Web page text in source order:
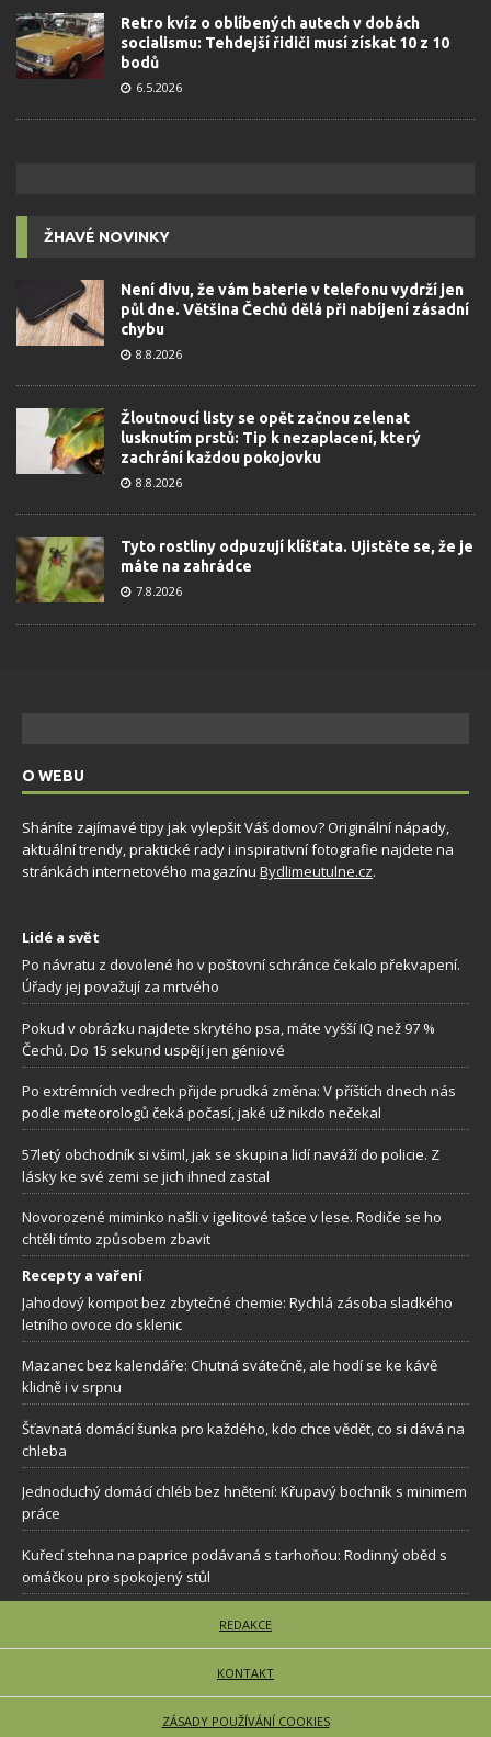
Retro kvíz o oblíbených autech v dobách
socialismu: Tehdejší řidiči musí získat 10 z 10
bodů
6.5.2026
ŽHAVÉ NOVINKY
Není divu, že vám baterie v telefonu vydrží jen
půl dne. Většina Čechů dělá při nabíjení zásadní
chybu
8.8.2026
Žloutnoucí listy se opět začnou zelenat
lusknutím prstů: Tip k nezaplacení, který
zachrání každou pokojovku
8.8.2026
Tyto rostliny odpuzují klíšťata. Ujistěte se, že je
máte na zahrádce
7.8.2026
O WEBU
Sháníte zajímavé tipy jak vylepšit Váš domov? Originální nápady,
aktuální trendy, praktické rady i inspirativní fotografie najdete na
stránkách internetového magazínu Bydlimeutulne.cz.
Lidé a svět
Po návratu z dovolené ho v poštovní schránce čekalo překvapení.
Úřady jej považují za mrtvého
Pokud v obrázku najdete skrytého psa, máte vyšší IQ než 97 %
Čechů. Do 15 sekund uspějí jen géniové
Po extrémních vedrech přijde prudká změna: V příštích dnech nás
podle meteorologů čeká počasí, jaké už nikdo nečekal
57letý obchodník si všiml, jak se skupina lidí naváží do policie. Z
lásky ke své zemi se jich ihned zastal
Novorozené miminko našli v igelitové tašce v lese. Rodiče se ho
chtěli tímto způsobem zbavit
Recepty a vaření
Jahodový kompot bez zbytečné chemie: Rychlá zásoba sladkého
letního ovoce do sklenic
Mazanec bez kalendáře: Chutná svátečně, ale hodí se ke kávě
klidně i v srpnu
Šťavnatá domácí šunka pro každého, kdo chce vědět, co si dává na
chleba
Jednoduchý domácí chléb bez hnětení: Křupavý bochník s minimem
práce
Kuřecí stehna na paprice podávaná s tarhoňou: Rodinný oběd s
omáčkou pro spokojený stůl
REDAKCE
KONTAKT
ZÁSADY POUŽÍVÁNÍ COOKIES